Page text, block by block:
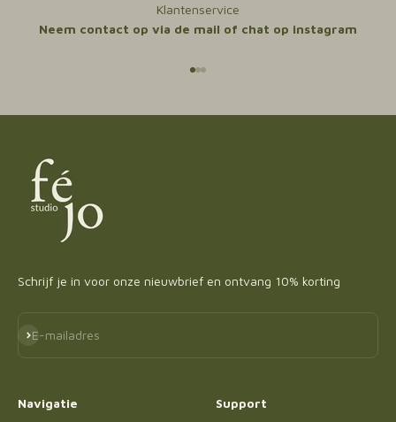
Klantenservice
Neem contact op via de mail of chat op instagram
Schrijf je in voor onze nieuwbrief en ontvang 10% korting
E-mailadres
Abonneren
Navigatie Support